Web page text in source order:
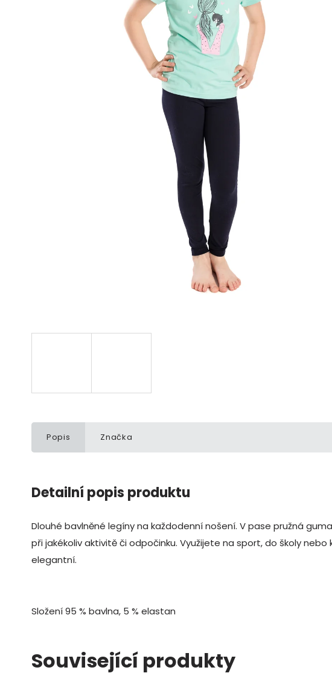
Popis Značka
Detailní popis produktu
Dlouhé bavlněné legíny na každodenní nošení. V pase pružná
při jakékoliv aktivitě či odpočinku. Využijete na sport, do školy
elegantní.
Složení 95 % bavlna, 5 % elastan
Související produkty